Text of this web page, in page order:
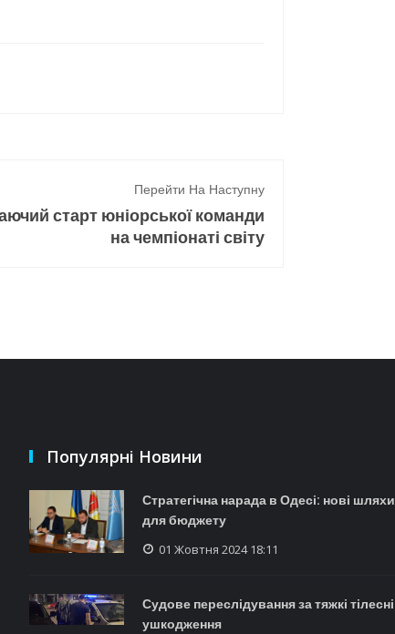
Перейти На Наступну
старт юніорської команди
на чемпіонаті світу
Популярні Новини
Стратегічна нарада в Одесі: нові шляхи
для бюджету
01 Жовтня 2024 18:11
Судове переслідування за тяжкі тілесні
ушкодження